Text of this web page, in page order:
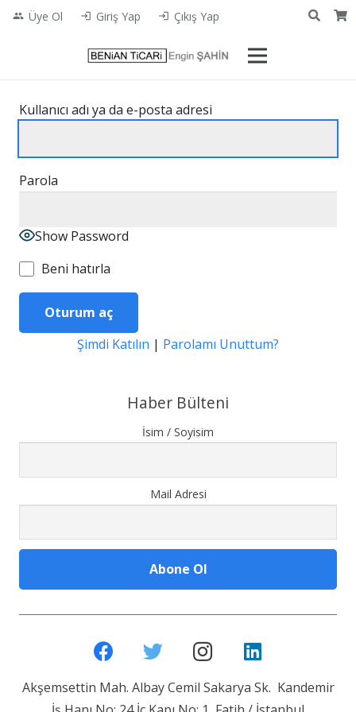
people Üye Ol login Giriş Yap login Çıkış Yap
Kullanıcı adı ya da e-posta adresi
Parola
Show Password
Beni hatırla
Şimdi Katılın | Parolamı Unuttum?
Haber Bülteni
İsim / Soyisim
Mail Adresi
Akşemsettin Mah. Albay Cemil Sakarya Sk. Kandemir